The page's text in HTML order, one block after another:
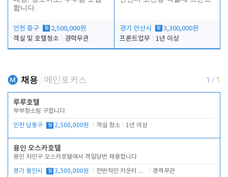
합니다.
인천 중구 월 2,500,000원
객실 및 호텔청소
경력무관
경기 안산시 월 3,300,000원
프론트업무
1년 이상
채용 메인포커스 1 / 1
루루호텔
부부청소팀 구합니다
인천 남동구 월 2,500,000원 객실 청소 1년 이상
용인 오스카호텔
용인 처인구 오스카호텔에서 격일당번 채용합니다
경기 용인시 월 3,500,000원 전반적인 카운터 업무 경력무관